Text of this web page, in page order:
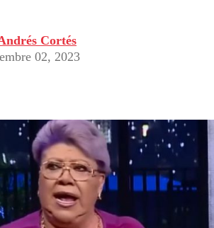
Internacional
Nacional
Cortés
02, 2023